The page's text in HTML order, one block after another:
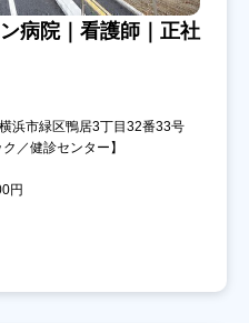
病院｜看護師｜正社
浜市緑区鴨居3丁目32番33号
／健診センター】
円